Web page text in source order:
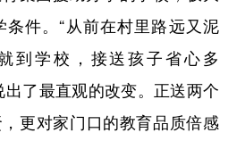
河北 山西
上海 江苏
件。“从前在村里路远又泥
到学校，接送孩子省心多
出了最直观的改变。正送两个
更对家门口的教育品质倍感